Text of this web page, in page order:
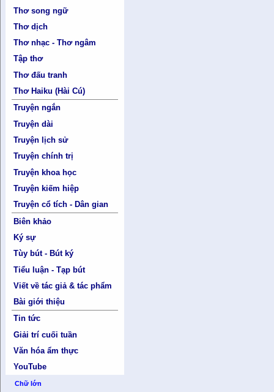
Thơ song ngữ
Thơ dịch
Thơ nhạc - Thơ ngâm
Tập thơ
Thơ đấu tranh
Thơ Haiku (Hài Cú)
Truyện ngắn
Truyện dài
Truyện lịch sử
Truyện chính trị
Truyện khoa học
Truyện kiếm hiệp
Truyện cổ tích - Dân gian
Biên khảo
Ký sự
Tùy bút - Bút ký
Tiểu luận - Tạp bút
Viết về tác giả & tác phẩm
Bài giới thiệu
Tin tức
Giải trí cuối tuần
Văn hóa ẩm thực
YouTube
Chữ lớn